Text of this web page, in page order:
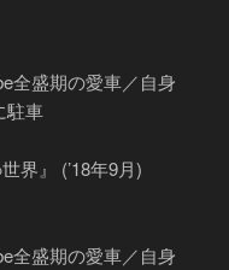
全盛期の愛車／自身
駐車
界』 (’18年9月)
全盛期の愛車／自身